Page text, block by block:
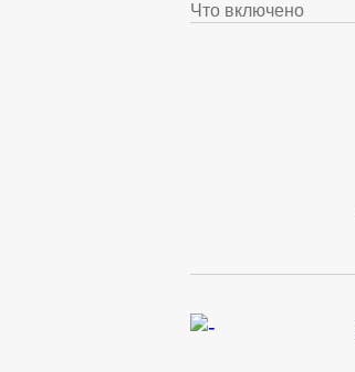
Что включено